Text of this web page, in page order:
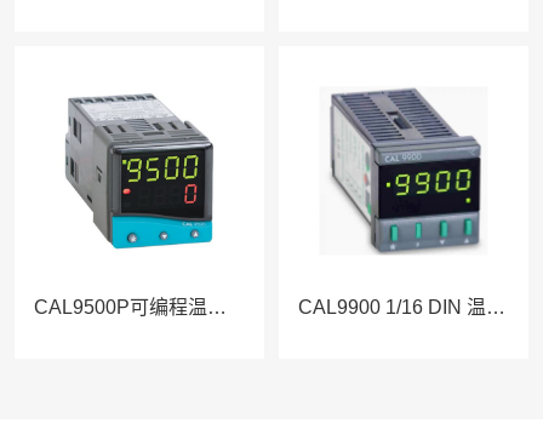
CAL9500P可编程温度控制器 CAL9900 1/16 DIN 温度控制器